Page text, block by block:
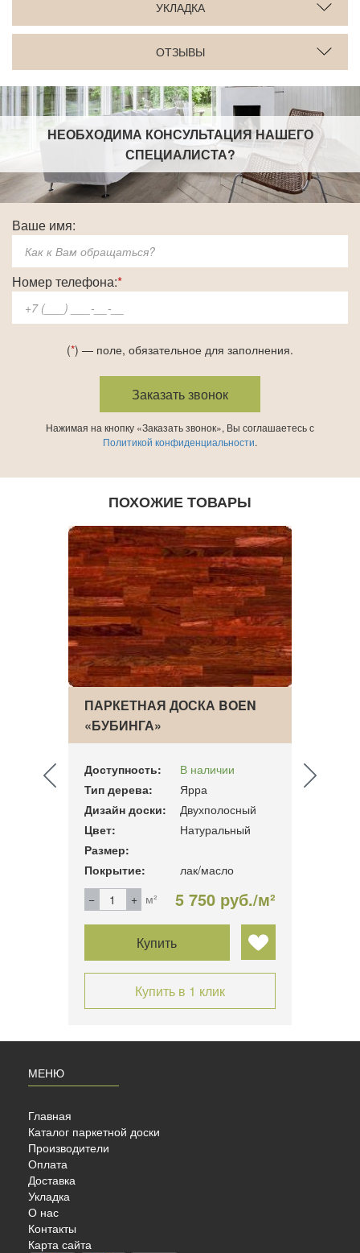
УКЛАДКА
ОТЗЫВЫ
НЕОБХОДИМА КОНСУЛЬТАЦИЯ НАШЕГО
СПЕЦИАЛИСТА?
Ваше имя:
Номер телефона:*
(*) — поле, обязательное для заполнения.
Нажимая на кнопку «Заказать звонок», Вы соглашаетесь с
Политикой конфиденциальности.
ПОХОЖИЕ ТОВАРЫ
ПАРКЕТНАЯ ДОСКА BOEN
«БУБИНГА»
Доступность:
В наличии
Тип дерева:
Ярра
Дизайн доски:
Двухполосный
Цвет:
Натуральный
Размер:
Покрытие:
лак/масло
м²
5 750 руб./м²
Купить
Купить в 1 клик
МЕНЮ
Главная
Каталог паркетной доски
Производители
Оплата
Доставка
Укладка
О нас
Контакты
Карта сайта